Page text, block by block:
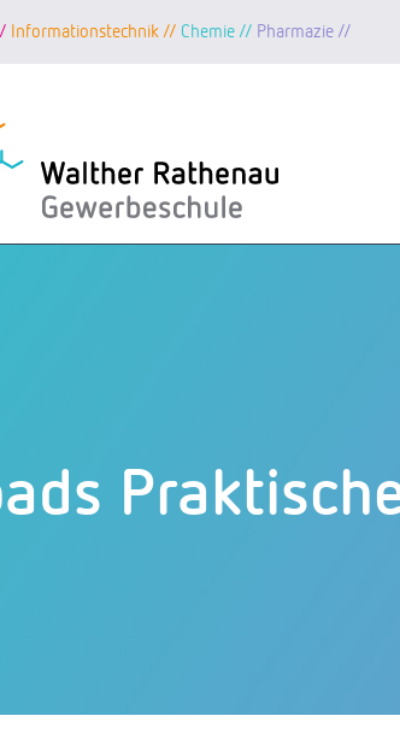
Informationstechnik // Chemie // Pharmazie //